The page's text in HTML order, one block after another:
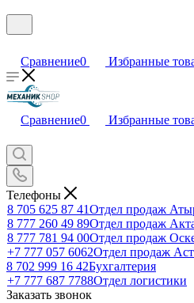
Сравнение0 Избранные
Сравнение0 Избранные
Телефоны
8 705 625 87 41Отдел продаж
8 777 260 49 89Отдел продаж
8 777 781 94 00Отдел продаж
+7 777 057 6062Отдел продаж
8 702 999 16 42Бухгалтерия
+7 777 687 7788Отдел логистики
Заказать звонок